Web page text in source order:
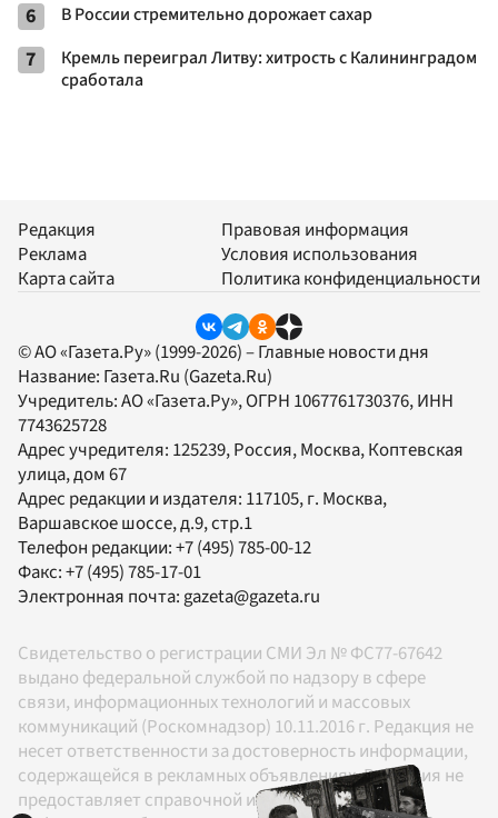
6 В России стремительно дорожает сахар
7
Кремль переиграл Литву: хитрость с Калининградом
сработала
Редакция
Реклама
Карта сайта
Правовая информация
Условия использования
Политика конфиденциальности
© АО «Газета.Ру» (1999-2026) – Главные новости дня
Название: Газета.Ru (Gazeta.Ru)
Учредитель:АО «Газета.Ру», ОГРН 1067761730376, ИНН
7743625728
Адрес учредителя: 125239, Россия, Москва, Коптевская
улица, дом 67
Адрес редакции и издателя: 117105, г. Москва,
Варшавское шоссе, д.9, стр.1
Телефон редакции:+7 (495) 785-00-12
Факс:+7 (495) 785-17-01
Электронная почта:gazeta@gazeta.ru
Свидетельство о регистрации СМИ Эл № ФС77-67642
выдано федеральной службой по надзору в сфере
связи, информационных технологий и массовых
коммуникаций (Роскомнадзор) 10.11.2016 г. Редакция не
несет ответственности за достоверность информации,
содержащейся в рекламных объявлениях. Редакция не
предоставляет справочной информации.